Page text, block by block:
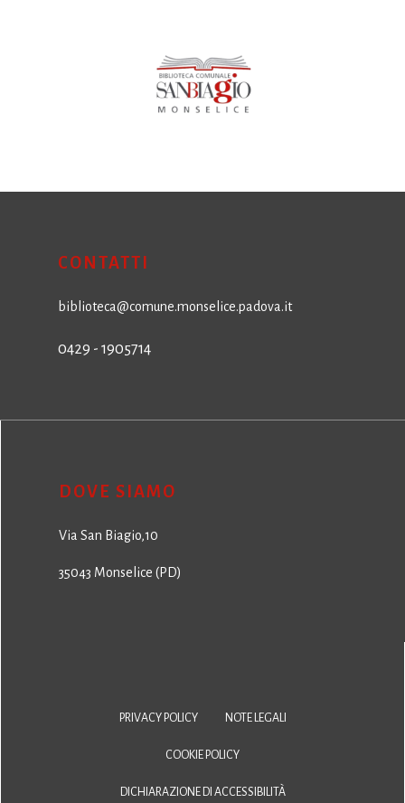
CONTATTI
biblioteca@comune.monselice.padova.it
0429 - 1905714
DOVE SIAMO
Via San Biagio,10
35043 Monselice (PD)
PRIVACY POLICY NOTE LEGALI
COOKIE POLICY
DICHIARAZIONE DI ACCESSIBILITÀ